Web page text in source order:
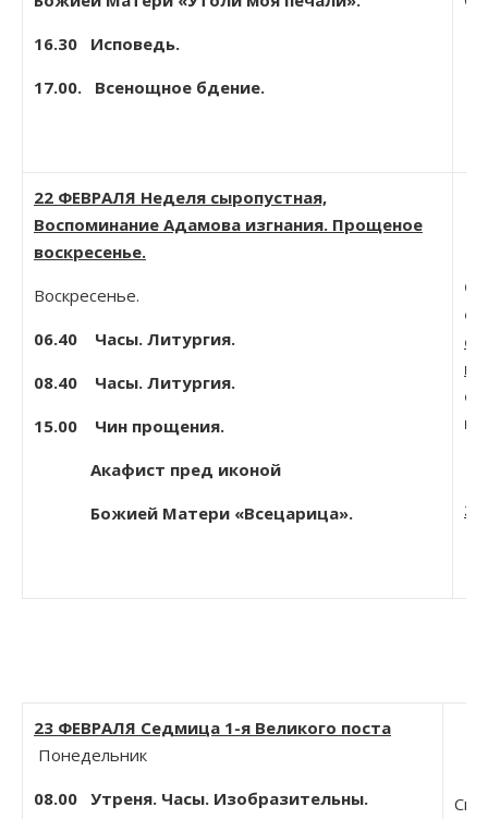
16.30 Исповедь.
17.00. Всенощное бдение.
22 ФЕВРАЛЯ Неделя сыропустная,
Воспоминание Адамова изгнания. Прощеное
воскресенье.
Воскресенье.
06.40 Часы. Литургия.
08.40 Часы. Литургия.
15.00 Чин прощения.
Акафист пред иконой
Божией Матери «Всецарица».
23 ФЕВРАЛЯ Седмица 1-я Великого поста
Понедельник
08.00 Утреня. Часы. Изобразительны.